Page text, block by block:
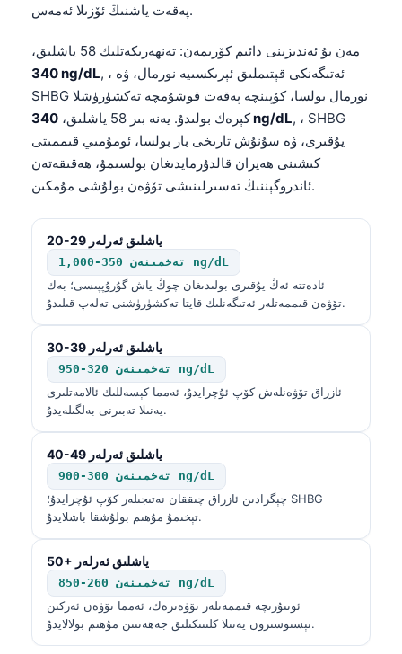
پەقەت ياشنىڭ ئۆزىلا ئەمەس.
مەن بۇ ئەندىزىنى دائىم كۆرىمەن: تەنھەرىكەتلىك 58 ياشلىق،
340 ng/dL, ، ئەتىگەنكى قېتىملىق ئېرىكسىيە نورمال، ۋە
SHBG نورمال بولسا، كۆپىنچە پەقەت قوشۇمچە تەكشۈرۈشلا
كېرەك بولىدۇ. يەنە بىر 58 ياشلىق،340 ng/dL, ، SHBG
يۇقىرى، ۋە سۇنۇش تارىخى بار بولسا، ئومۇمىي قىممىتى
كىشىنى ھەيران قالدۇرمايدىغان بولسىمۇ، ھەقىقەتەن
ئاندروگېننىڭ تەسىرلىنىشى تۆۋەن بولۇشى مۇمكىن.
20-29 ياشلىق ئەرلەر
تەخمىنەن 350-1,000 ng/dL
ئادەتتە ئەڭ يۇقىرى بولىدىغان چوڭ ياش گۇرۇپپىسى؛ بەك
تۆۋەن قىممەتلەر ئەتىگەنلىك قايتا تەكشۈرۈشنى تەلەپ قىلىدۇ.
30-39 ياشلىق ئەرلەر
تەخمىنەن 320-950 ng/dL
ئازراق تۆۋەنلەش كۆپ ئۇچرايدۇ، ئەمما كېسەللىك ئالامەتلىرى
يەنىلا تەبىرنى بەلگىلەيدۇ.
40-49 ياشلىق ئەرلەر
تەخمىنەن 300-900 ng/dL
چېگرادىن ئازراق چىققان نەتىجىلەر كۆپ ئۇچرايدۇ؛ SHBG
تېخىمۇ مۇھىم بولۇشقا باشلايدۇ.
50+ ياشلىق ئەرلەر
تەخمىنەن 260-850 ng/dL
ئوتتۇرىچە قىممەتلەر تۆۋەنرەك، ئەمما تۆۋەن ئەركىن
تېستوسترون يەنىلا كلىنىكىلىق جەھەتتىن مۇھىم بولالايدۇ.